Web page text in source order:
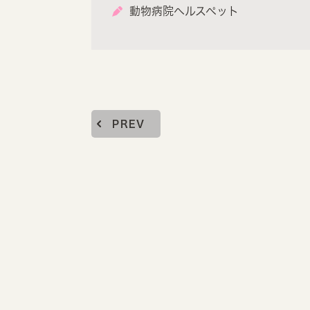
動物病院ヘルスペット
PREV